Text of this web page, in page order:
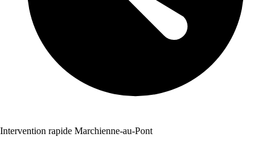
Intervention rapide Marchienne-au-Pont